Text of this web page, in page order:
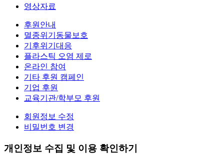
영상자료
후원안내
멸종위기동물보호
기후위기대응
플라스틱 오염 제로
온라인 참여
기타 후원 캠페인
기업 후원
교육기관/학부모 후원
회원정보 수정
비밀번호 변경
개인정보 수집 및 이용 확인하기